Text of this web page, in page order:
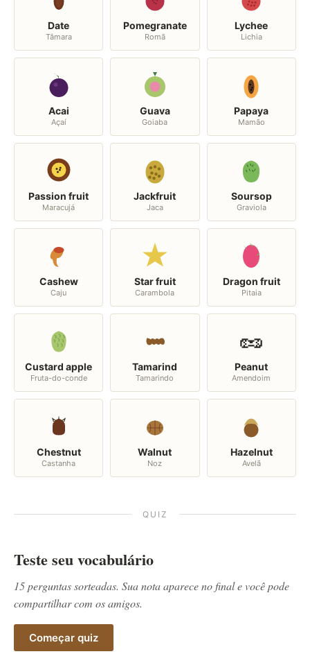
Date
Tâmara
Pomegranate
Romã
Lychee
Lichia
Acai
Açaí
Guava
Goiaba
Papaya
Mamão
Passion fruit
Maracujá
Jackfruit
Jaca
Soursop
Graviola
Cashew
Caju
Star fruit
Carambola
Dragon fruit
Pitaia
Custard apple
Fruta-do-conde
Tamarind
Tamarindo
🥜
Peanut
Amendoim
Chestnut
Castanha
Walnut
Noz
Hazelnut
Avelã
QUIZ
Teste seu vocabulário
15 perguntas sorteadas. Sua nota aparece no final e você pode
compartilhar com os amigos.
Começar quiz